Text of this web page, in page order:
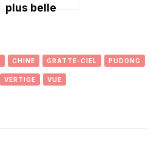
plus belle
CHINE GRATTE-CIEL PUDONG
VERTIGE VUE